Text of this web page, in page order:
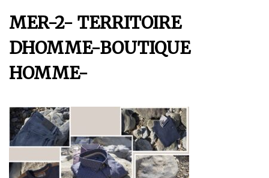
MER-2- TERRITOIRE
DHOMME-BOUTIQUE
HOMME-